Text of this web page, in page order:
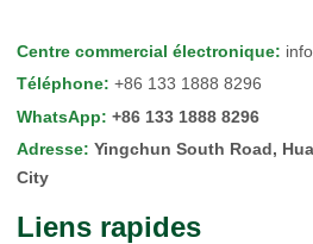
Centre commercial électronique:
Téléphone: +86 133 1888 8296
WhatsApp: +86 133 1888 8296
Adresse: Yingchun South Road,
City
Liens rapides